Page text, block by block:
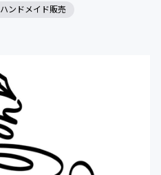
ハンドメイド販売